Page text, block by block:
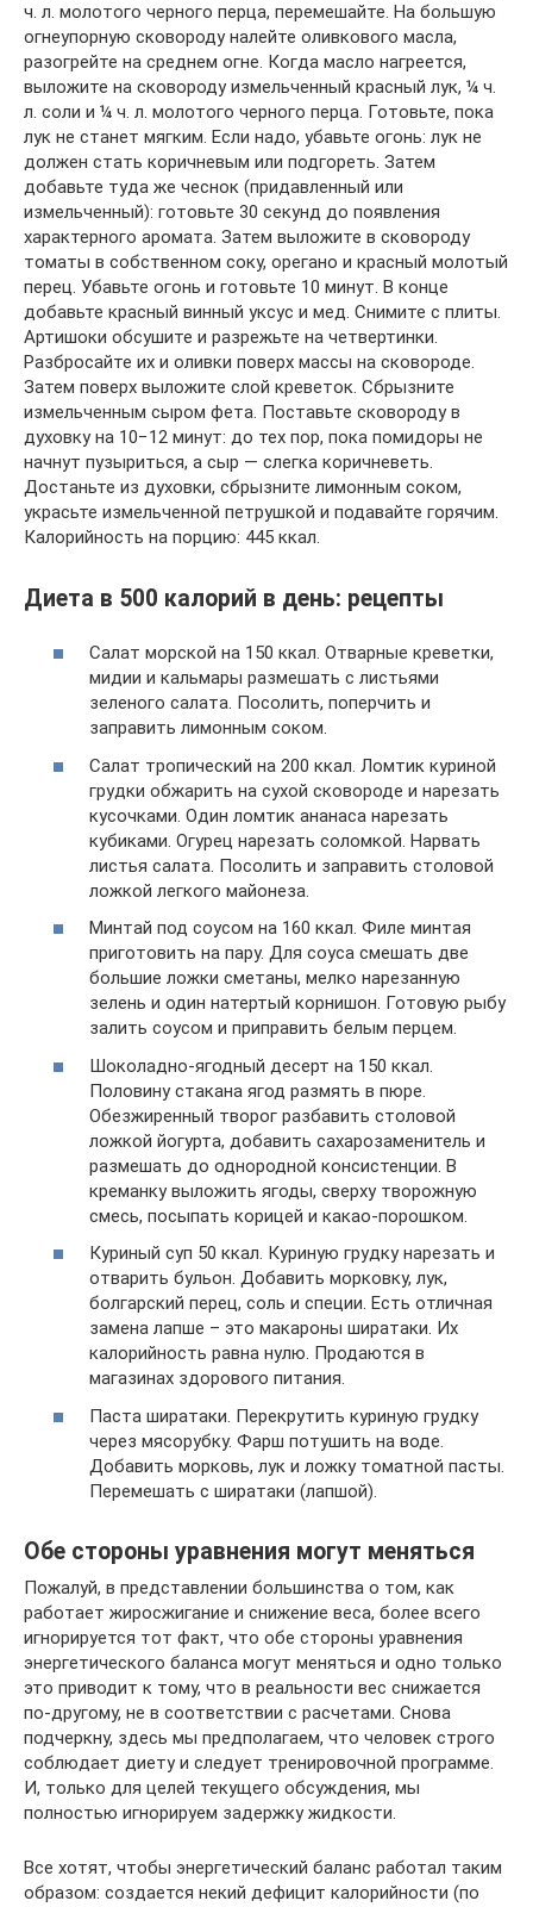
ч. л. молотого черного перца, перемешайте. На большую
огнеупорную сковороду налейте оливкового масла,
разогрейте на среднем огне. Когда масло нагреется,
выложите на сковороду измельченный красный лук, ¼ ч.
л. соли и ¼ ч. л. молотого черного перца. Готовьте, пока
лук не станет мягким. Если надо, убавьте огонь: лук не
должен стать коричневым или подгореть. Затем
добавьте туда же чеснок (придавленный или
измельченный): готовьте 30 секунд до появления
характерного аромата. Затем выложите в сковороду
томаты в собственном соку, орегано и красный молотый
перец. Убавьте огонь и готовьте 10 минут. В конце
добавьте красный винный уксус и мед. Снимите с плиты.
Артишоки обсушите и разрежьте на четвертинки.
Разбросайте их и оливки поверх массы на сковороде.
Затем поверх выложите слой креветок. Сбрызните
измельченным сыром фета. Поставьте сковороду в
духовку на 10−12 минут: до тех пор, пока помидоры не
начнут пузыриться, а сыр — слегка коричневеть.
Достаньте из духовки, сбрызните лимонным соком,
украсьте измельченной петрушкой и подавайте горячим.
Калорийность на порцию: 445 ккал.
Диета в 500 калорий в день: рецепты
Салат морской на 150 ккал. Отварные креветки,
мидии и кальмары размешать с листьями
зеленого салата. Посолить, поперчить и
заправить лимонным соком.
Салат тропический на 200 ккал. Ломтик куриной
грудки обжарить на сухой сковороде и нарезать
кусочками. Один ломтик ананаса нарезать
кубиками. Огурец нарезать соломкой. Нарвать
листья салата. Посолить и заправить столовой
ложкой легкого майонеза.
Минтай под соусом на 160 ккал. Филе минтая
приготовить на пару. Для соуса смешать две
большие ложки сметаны, мелко нарезанную
зелень и один натертый корнишон. Готовую рыбу
залить соусом и приправить белым перцем.
Шоколадно-ягодный десерт на 150 ккал.
Половину стакана ягод размять в пюре.
Обезжиренный творог разбавить столовой
ложкой йогурта, добавить сахарозаменитель и
размешать до однородной консистенции. В
креманку выложить ягоды, сверху творожную
смесь, посыпать корицей и какао-порошком.
Куриный суп 50 ккал. Куриную грудку нарезать и
отварить бульон. Добавить морковку, лук,
болгарский перец, соль и специи. Есть отличная
замена лапше – это макароны ширатаки. Их
калорийность равна нулю. Продаются в
магазинах здорового питания.
Паста ширатаки. Перекрутить куриную грудку
через мясорубку. Фарш потушить на воде.
Добавить морковь, лук и ложку томатной пасты.
Перемешать с ширатаки (лапшой).
Обе стороны уравнения могут меняться
Пожалуй, в представлении большинства о том, как
работает жиросжигание и снижение веса, более всего
игнорируется тот факт, что обе стороны уравнения
энергетического баланса могут меняться и одно только
это приводит к тому, что в реальности вес снижается
по-другому, не в соответствии с расчетами. Снова
подчеркну, здесь мы предполагаем, что человек строго
соблюдает диету и следует тренировочной программе.
И, только для целей текущего обсуждения, мы
полностью игнорируем задержку жидкости.
Все хотят, чтобы энергетический баланс работал таким
образом: создается некий дефицит калорийности (по